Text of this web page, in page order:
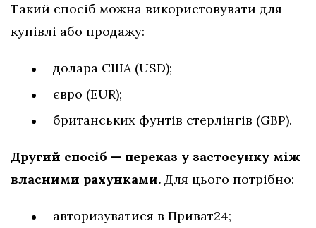
Такий спосіб можна використовувати для
купівлі або продажу:
долара США (USD);
євро (EUR);
британських фунтів стерлінгів (GBP).
Другий спосіб — переказ у застосунку між
власними рахунками. Для цього потрібно:
авторизуватися в Приват24;